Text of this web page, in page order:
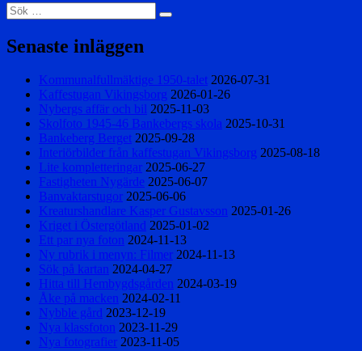
Sök
efter:
Sök
Senaste inläggen
Kommunalfullmäktige 1950-talet 2026-07-31
Kaffestugan Vikingsborg 2026-01-26
Nybergs affär och bil 2025-11-03
Skolfoto 1945-46 Bankebergs skola 2025-10-31
Bankeberg Berget 2025-09-28
Interiörbilder från kaffestugan Vikingsborg 2025-08-18
Lite kompletteringar 2025-06-27
Fastigheten Nygärde 2025-06-07
Banvaktarstugor 2025-06-06
Kreaturshandlare Kasper Gustavsson 2025-01-26
Kriget i Östergötland 2025-01-02
Ett par nya foton 2024-11-13
Ny rubrik i menyn: Filmer 2024-11-13
Sök på kartan 2024-04-27
Hitta till Hembygdsgården 2024-03-19
Åke på macken 2024-02-11
Nybble gård 2023-12-19
Nya klassfoton 2023-11-29
Nya fotografier 2023-11-05